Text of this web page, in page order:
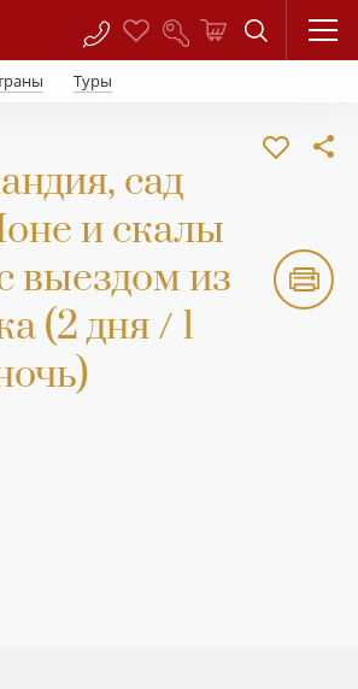
Туры
сад
и скалы
выездом из
(2 дня / 1